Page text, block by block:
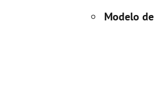
Modelo